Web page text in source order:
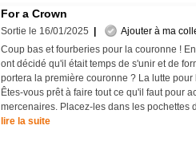
For a Crown
Sortie le 16/01/2025
Ajouter à ma
Coup bas et fourberies pour la couronne !
ont décidé qu'il était temps de s'unir et de
portera la première couronne ? La lutte
Êtes-vous prêt à faire tout ce qu'il faut pour
mercenaires. Placez-les dans les pochettes
lire la suite